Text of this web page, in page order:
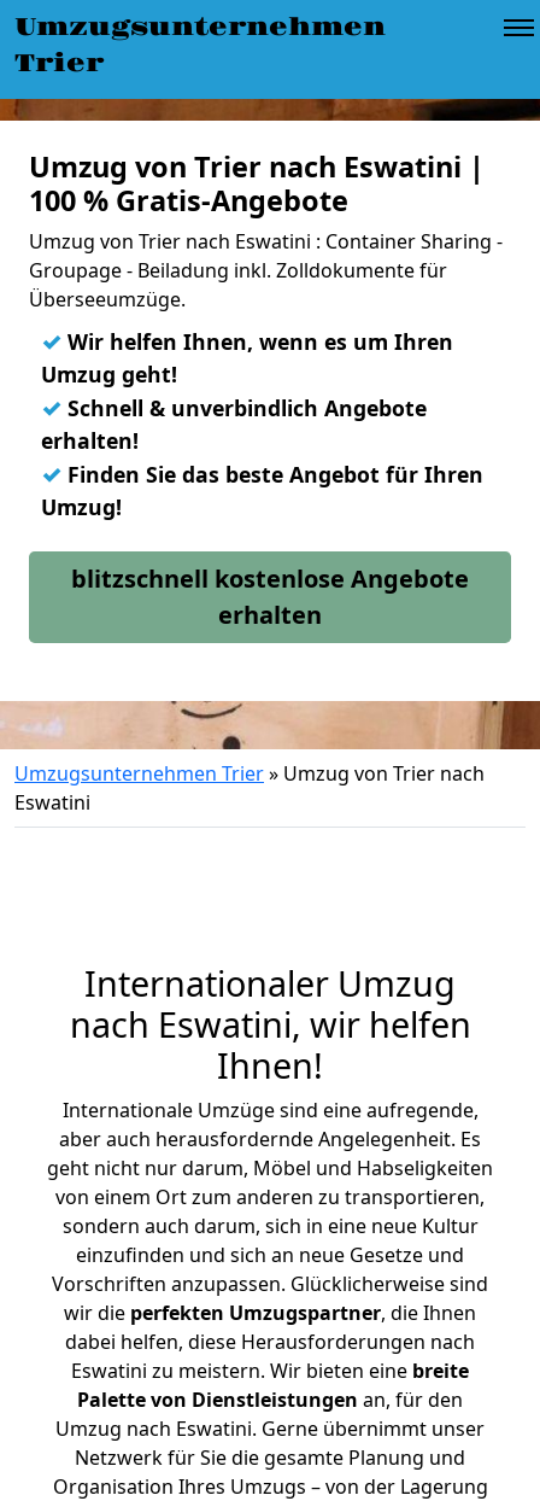
Umzugsunternehmen
Trier
Umzug von Trier nach Eswatini |
100 % Gratis-Angebote
Umzug von Trier nach Eswatini : Container Sharing -
Groupage - Beiladung inkl. Zolldokumente für
Überseeumzüge.
✓ Wir helfen Ihnen, wenn es um Ihren
Umzug geht!
✓ Schnell & unverbindlich Angebote
erhalten!
✓ Finden Sie das beste Angebot für Ihren
Umzug!
blitzschnell kostenlose Angebote
erhalten
Umzugsunternehmen Trier» Umzug von Trier nach
Eswatini
Internationaler Umzug
nach Eswatini, wir helfen
Ihnen!
Internationale Umzüge sind eine aufregende,
aber auch herausfordernde Angelegenheit. Es
geht nicht nur darum, Möbel und Habseligkeiten
von einem Ort zum anderen zu transportieren,
sondern auch darum, sich in eine neue Kultur
einzufinden und sich an neue Gesetze und
Vorschriften anzupassen. Glücklicherweise sind
wir die perfekten Umzugspartner, die Ihnen
dabei helfen, diese Herausforderungen nach
Eswatini zu meistern. Wir bieten eine breite
Palette von Dienstleistungen an, für den
Umzug nach Eswatini. Gerne übernimmt unser
Netzwerk für Sie die gesamte Planung und
Organisation Ihres Umzugs – von der Lagerung